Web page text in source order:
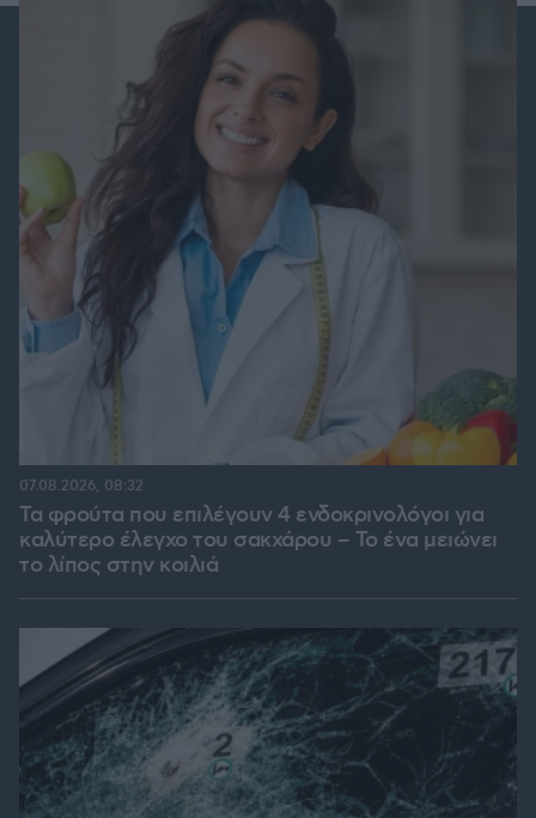
Τα φρούτα που επιλέγουν 4 ενδοκρινολόγοι για
καλύτερο έλεγχο του σακχάρου – Το ένα μειώνει
το λίπος στην κοιλιά
07.08.2026, 08:32